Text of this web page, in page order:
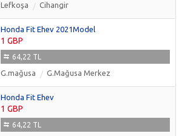
Lefkoşa Cihangir
Honda Fit Ehev 2021Model
1 GBP
64,22 TL
G.mağusa G.Mağusa Merkez
Honda Fit Ehev
1 GBP
64,22 TL